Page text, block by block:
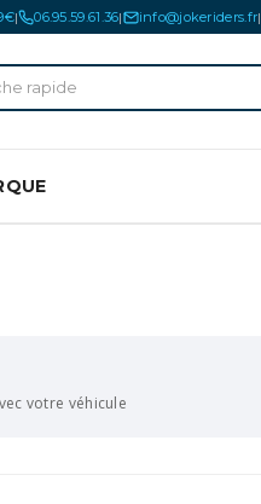
| 06.95.59.61.36| info@jokeriders.fr|
votre véhicule